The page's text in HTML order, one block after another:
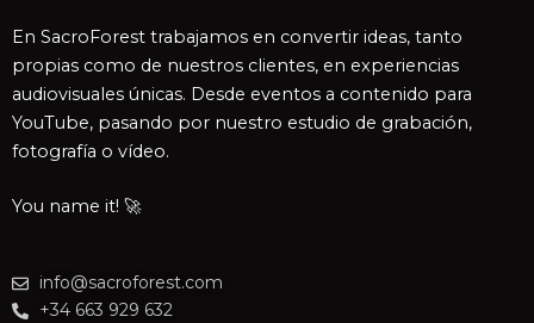
En SacroForest trabajamos en convertir ideas, tanto
propias como de nuestros clientes, en experiencias
audiovisuales únicas. Desde eventos a contenido para
YouTube, pasando por nuestro estudio de grabación,
fotografía o vídeo.
You name it! 🚀
info@sacroforest.com
+34 663 929 632